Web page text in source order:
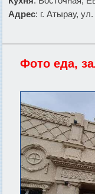
Адрес: г. Атырау,
Фото еда,